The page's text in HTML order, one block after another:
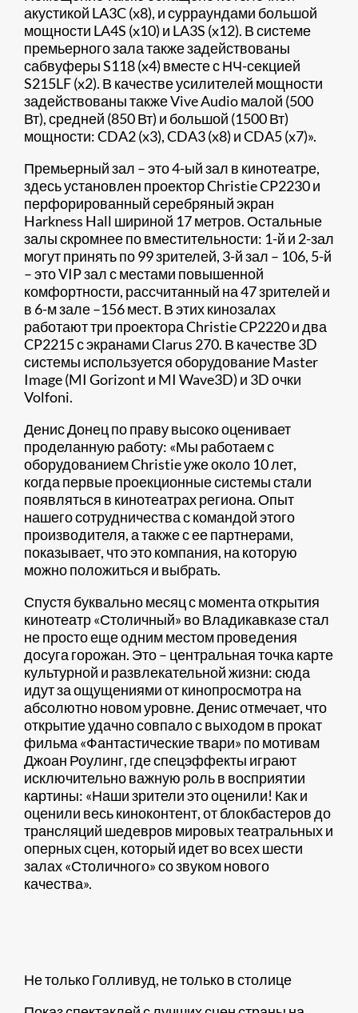
акустикой LA3C (x8), и сурраундами большой
мощности LA4S (x10) и LA3S (x12). В системе
премьерного зала также задействованы
сабвуферы S118 (x4) вместе с НЧ-секцией
S215LF (x2). В качестве усилителей мощности
задействованы также Vive Audio малой (500
Вт), средней (850 Вт) и большой (1500 Вт)
мощности: CDA2 (x3), CDA3 (x8) и CDA5 (x7)».
Премьерный зал – это 4-ый зал в кинотеатре,
здесь установлен проектор Christie CP2230 и
перфорированный серебряный экран
Harkness Hall шириной 17 метров. Остальные
залы скромнее по вместительности: 1-й и 2-зал
могут принять по 99 зрителей, 3-й зал – 106, 5-й
– это VIP зал с местами повышенной
комфортности, рассчитанный на 47 зрителей и
в 6-м зале –156 мест. В этих кинозалах
работают три проектора Christie CP2220 и два
CP2215 с экранами Clarus 270. В качестве 3D
системы используется оборудование Master
Image (MI Gorizont и MI Wave3D) и 3D очки
Volfoni.
Денис Донец по праву высоко оценивает
проделанную работу: «Мы работаем с
оборудованием Christie уже около 10 лет,
когда первые проекционные системы стали
появляться в кинотеатрах региона. Опыт
нашего сотрудничества с командой этого
производителя, а также с ее партнерами,
показывает, что это компания, на которую
можно положиться и выбрать.
Спустя буквально месяц с момента открытия
кинотеатр «Столичный» во Владикавказе стал
не просто еще одним местом проведения
досуга горожан. Это – центральная точка карте
культурной и развлекательной жизни: сюда
идут за ощущениями от кинопросмотра на
абсолютно новом уровне. Денис отмечает, что
открытие удачно совпало с выходом в прокат
фильма «Фантастические твари» по мотивам
Джоан Роулинг, где спецэффекты играют
исключительно важную роль в восприятии
картины: «Наши зрители это оценили! Как и
оценили весь киноконтент, от блокбастеров до
трансляций шедевров мировых театральных и
оперных сцен, который идет во всех шести
залах «Столичного» со звуком нового
качества».
Не только Голливуд, не только в столице